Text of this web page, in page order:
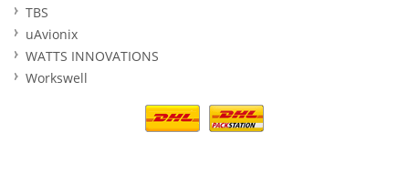
TBS
uAvionix
WATTS INNOVATIONS
Workswell